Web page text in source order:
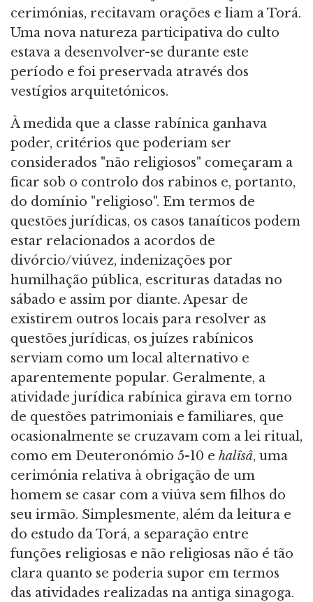
cerimónias, recitavam orações e liam a Torá.
Uma nova natureza participativa do culto
estava a desenvolver-se durante este
período e foi preservada através dos
vestígios arquitetónicos.
À medida que a classe rabínica ganhava
poder, critérios que poderiam ser
considerados "não religiosos" começaram a
ficar sob o controlo dos rabinos e, portanto,
do domínio "religioso". Em termos de
questões jurídicas, os casos tanaíticos podem
estar relacionados a acordos de
divórcio/viúvez, indenizações por
humilhação pública, escrituras datadas no
sábado e assim por diante. Apesar de
existirem outros locais para resolver as
questões jurídicas, os juízes rabínicos
serviam como um local alternativo e
aparentemente popular. Geralmente, a
atividade jurídica rabínica girava em torno
de questões patrimoniais e familiares, que
ocasionalmente se cruzavam com a lei ritual,
como em Deuteronómio 5-10 e halîsâ, uma
cerimónia relativa à obrigação de um
homem se casar com a viúva sem filhos do
seu irmão. Simplesmente, além da leitura e
do estudo da Torá, a separação entre
funções religiosas e não religiosas não é tão
clara quanto se poderia supor em termos
das atividades realizadas na antiga sinagoga.